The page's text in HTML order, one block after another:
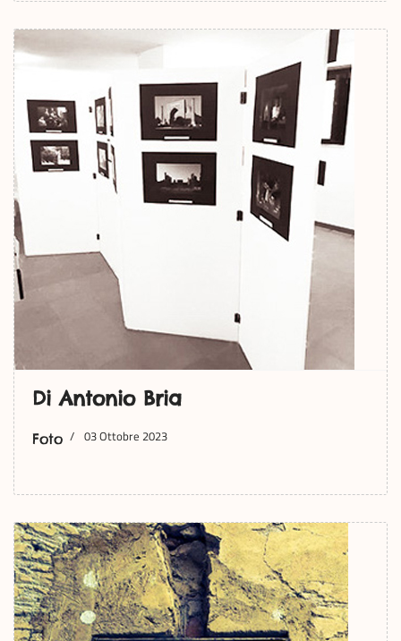
Di Antonio Bria
Foto 03 Ottobre 2023